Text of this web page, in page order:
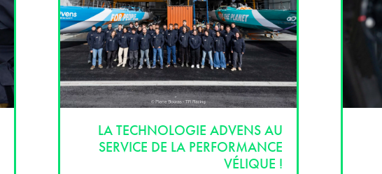
LA TECHNOLOGIE ADVENS AU
SERVICE DE LA PERFORMANCE
VÉLIQUE !